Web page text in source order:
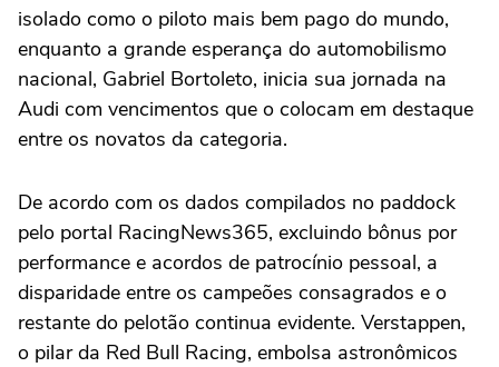
isolado como o piloto mais bem pago do mundo,
enquanto a grande esperança do automobilismo
nacional, Gabriel Bortoleto, inicia sua jornada na
Audi com vencimentos que o colocam em destaque
entre os novatos da categoria.
De acordo com os dados compilados no paddock
pelo portal RacingNews365, excluindo bônus por
performance e acordos de patrocínio pessoal, a
disparidade entre os campeões consagrados e o
restante do pelotão continua evidente. Verstappen,
o pilar da Red Bull Racing, embolsa astronômicos